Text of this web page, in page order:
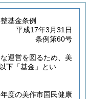
基金条例
平成17年3月31日
条例第60号
運営を図るため、美
下「基金」とい
度の美作市国民健康